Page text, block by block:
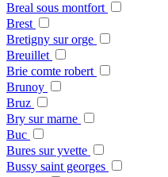
Breal sous montfort
Brest
Bretigny sur orge
Breuillet
Brie comte robert
Brunoy
Bruz
Bry sur marne
Buc
Bures sur yvette
Bussy saint georges